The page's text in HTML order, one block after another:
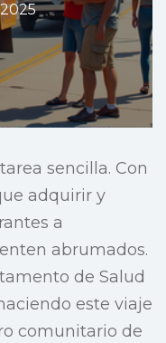
sencilla. Con
adquirir y
a
abrumados.
de Salud
este viaje
comunitario de